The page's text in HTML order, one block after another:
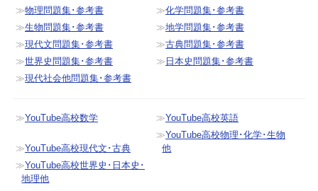
物理問題集･参考書
化学問題集･参考書
生物問題集･参考書
地学問題集･参考書
現代文問題集･参考書
古典問題集･参考書
世界史問題集･参考書
日本史問題集･参考書
現代社会他問題集･参考書
YouTube高校数学 YouTube高校英語
YouTube高校現代文･古典
YouTube高校物理･化学･生物
他
YouTube高校世界史･日本史･
地理他